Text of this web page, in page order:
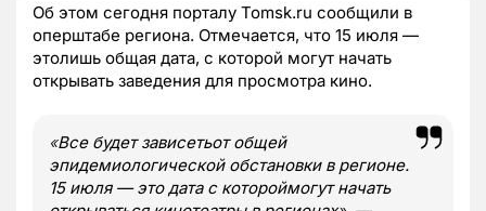
Об этом сегодня порталу Tomsk.ru сообщили в
оперштабе региона. Отмечается, что 15 июля —
этолишь общая дата, с которой могут начать
открывать заведения для просмотра кино.
«Все будет зависетьот общей
эпидемиологической обстановки в регионе.
15 июля — это дата с котороймогут начать